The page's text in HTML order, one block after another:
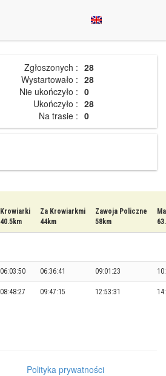
Zgłoszonych : 28
Wystartowało : 28
Nie ukończyło : 0
Ukończyło : 28
Na trasie : 0
Krowiarki
40.5km
Za Krowiarkmi
44km
Zawoja Policzne
58km
06:03:50 06:36:41 09:01:23
08:48:27 09:47:15 12:53:31
Polityka prywatności